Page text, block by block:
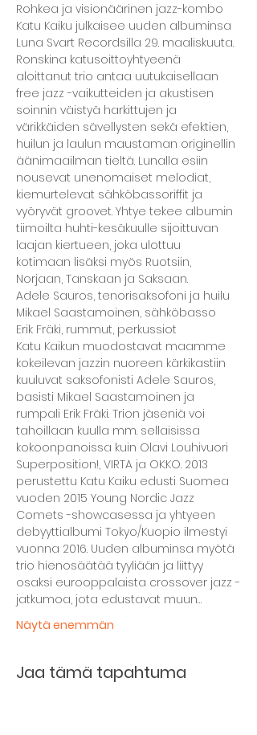
Rohkea ja visionäärinen jazz-kombo
Katu Kaiku julkaisee uuden albuminsa
Luna Svart Recordsilla 29. maaliskuuta.
Ronskina katusoittoyhtyeenä
aloittanut trio antaa uutukaisellaan
free jazz -vaikutteiden ja akustisen
soinnin väistyä harkittujen ja
värikkäiden sävellysten sekä efektien,
huilun ja laulun maustaman originellin
äänimaailman tieltä. Lunalla esiin
nousevat unenomaiset melodiat,
kiemurtelevat sähköbassoriffit ja
vyöryvät groovet. Yhtye tekee albumin
tiimoilta huhti-kesäkuulle sijoittuvan
laajan kiertueen, joka ulottuu
kotimaan lisäksi myös Ruotsiin,
Norjaan, Tanskaan ja Saksaan.
Adele Sauros, tenorisaksofoni ja huilu
Mikael Saastamoinen, sähköbasso
Erik Fräki, rummut, perkussiot
Katu Kaikun muodostavat maamme
kokeilevan jazzin nuoreen kärkikastiin
kuuluvat saksofonisti Adele Sauros,
basisti Mikael Saastamoinen ja
rumpali Erik Fräki. Trion jäseniä voi
tahoillaan kuulla mm. sellaisissa
kokoonpanoissa kuin Olavi Louhivuori
Superposition!, VIRTA ja OK:KO. 2013
perustettu Katu Kaiku edusti Suomea
vuoden 2015 Young Nordic Jazz
Comets -showcasessa ja yhtyeen
debyyttialbumi Tokyo/Kuopio ilmestyi
vuonna 2016. Uuden albuminsa myötä
trio hienosäätää tyyliään ja liittyy
osaksi eurooppalaista crossover jazz -
jatkumoa, jota edustavat muun…
Näytä enemmän
Jaa tämä tapahtuma